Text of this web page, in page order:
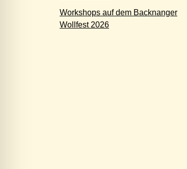
Workshops auf dem Backnanger
Wollfest 2026